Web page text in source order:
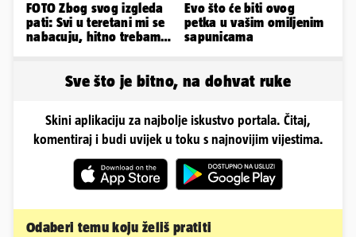
FOTO Zbog svog izgleda
pati: Svi u teretani mi se
nabacuju, hitno trebam
Evo što će biti ovog
petka u vašim omiljenim
sapunicama
Sve što je bitno, na dohvat ruke
Skini aplikaciju za najbolje iskustvo portala. Čitaj,
komentiraj i budi uvijek u toku s najnovijim vijestima.
Odaberi temu koju želiš pratiti